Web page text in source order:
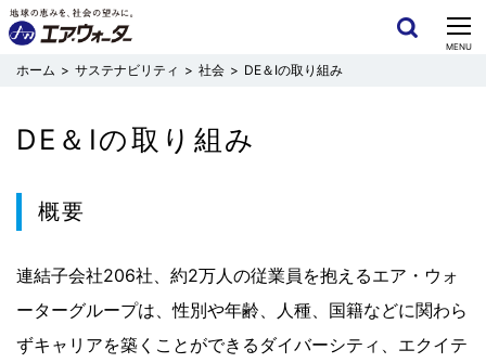
CLOSE
MENU
サステナビリティ 社会 DE＆Iの取り組み
DE＆Iの取り組み
概要
連結子会社206社、約2万人の従業員を抱えるエア・ウォ
ーターグループは、性別や年齢、人種、国籍などに関わら
ずキャリアを築くことができるダイバーシティ、エクイテ